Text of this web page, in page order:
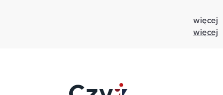
więcej
więcej